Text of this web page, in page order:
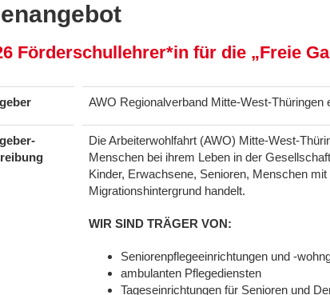
Förderschullehrer*in für die „Freie
AWO Regionalverband Mitte-West-Thüringen
Die Arbeiterwohlfahrt (AWO) Mitte-West-
Menschen bei ihrem Leben in der
Kinder, Erwachsene, Senioren, Menschen
Migrationshintergrund handelt.
WIR SIND TRÄGER VON:
Seniorenpflegeeinrichtungen und -
ambulanten Pflegediensten
Tageseinrichtungen für Senioren und